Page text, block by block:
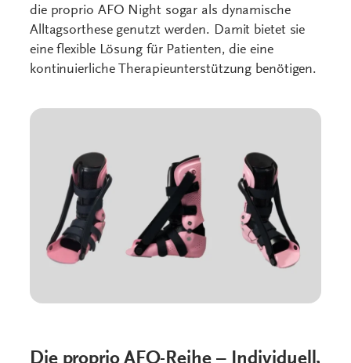
die proprio AFO Night sogar als dynamische
Alltagsorthese genutzt werden. Damit bietet sie
eine flexible Lösung für Patienten, die eine
kontinuierliche Therapieunterstützung benötigen.